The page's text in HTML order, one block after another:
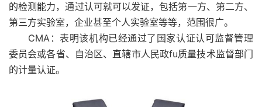
的检测能力，通过认可就可以发证，包括第一方、第二方、
第三方实验室，企业甚至个人实验室等等，范围很广。
CMA：表明该机构已经通过了国家认证认可监督管理
委员会或各省、自治区、直辖市人民政fu质量技术监督部门
的计量认证。